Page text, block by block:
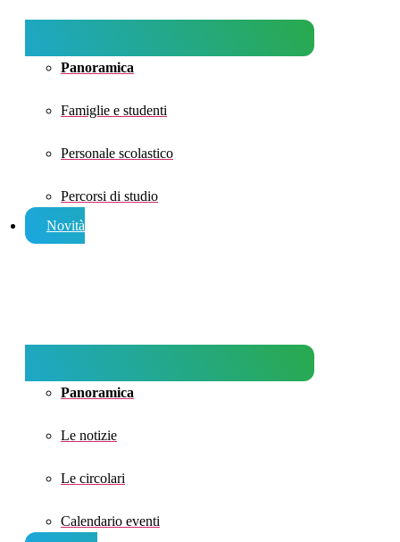
Panoramica
Famiglie e studenti
Personale scolastico
Percorsi di studio
Novità
Panoramica
Le notizie
Le circolari
Calendario eventi